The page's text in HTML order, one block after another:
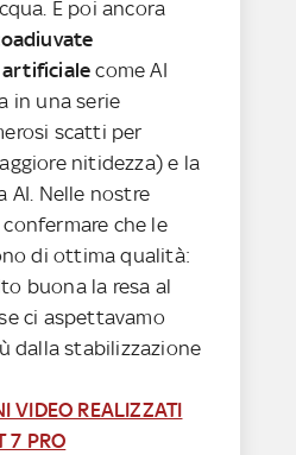
E poi ancora
artificialecome AI
in una serie
scatti per
nitidezza) e la
AI. Nelle nostre
che le
di ottima qualità:
buona la resa al
ci aspettavamo
dalla stabilizzazione
VIDEO REALIZZATI
7 PRO